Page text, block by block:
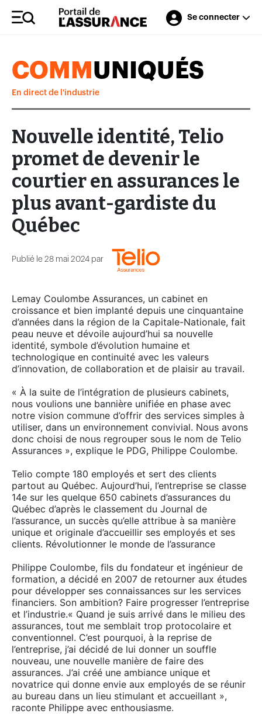
Se connecter
COMM UNIQUÉS
En direct de l'industrie
Nouvelle identité, Telio
promet de devenir le
courtier en assurances le
plus avant-gardiste du
Québec
Publié le 28 mai 2024 par
Lemay Coulombe Assurances, un cabinet en
croissance et bien implanté depuis une cinquantaine
d’années dans la région de la Capitale-Nationale, fait
peau neuve et dévoile aujourd’hui sa nouvelle
identité, symbole d’évolution humaine et
technologique en continuité avec les valeurs
d’innovation, de collaboration et de plaisir au travail.
« À la suite de l’intégration de plusieurs cabinets,
nous voulions une bannière unifiée en phase avec
notre vision commune d’offrir des services simples à
utiliser, dans un environnement convivial. Nous avons
donc choisi de nous regrouper sous le nom de Telio
Assurances », explique le PDG, Philippe Coulombe.
Telio compte 180 employés et sert des clients
partout au Québec. Aujourd’hui, l’entreprise se classe
14e sur les quelque 650 cabinets d’assurances du
Québec d’après le classement du Journal de
l’assurance, un succès qu’elle attribue à sa manière
unique et originale d’accueillir ses employés et ses
clients. Révolutionner le monde de l’assurance
Philippe Coulombe, fils du fondateur et ingénieur de
formation, a décidé en 2007 de retourner aux études
pour développer ses connaissances sur les services
financiers. Son ambition? Faire progresser l’entreprise
et l’industrie.« Quand je suis arrivé dans le milieu des
assurances, tout me semblait trop protocolaire et
conventionnel. C’est pourquoi, à la reprise de
l’entreprise, j’ai décidé de lui donner un souffle
nouveau, une nouvelle manière de faire des
assurances. J’ai créé une ambiance unique et
novatrice qui donne envie aux employés de se réunir
au bureau dans un lieu stimulant et accueillant »,
raconte Philippe avec enthousiasme.